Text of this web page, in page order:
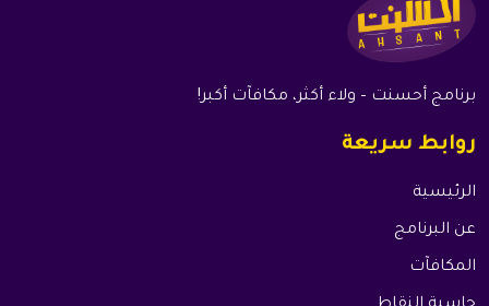
برنامج أحسنت – ولاء أكثر، مكافآت أكبر!
روابط سريعة
الرئيسية
عن البرنامج
المكافآت